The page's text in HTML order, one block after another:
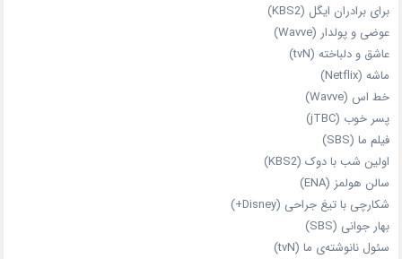
برای برادران ایگل (KBS2)
عوضی و پولدار (Wavve)
عاشق و دلباخته (tvN)
ماشه (Netflix)
خط اس (Wavve)
پسر خوب (jTBC)
فیلم ما (SBS)
اولین شب با دوک (KBS2)
سالن هولمز (ENA)
شکارچی با تیغ جراحی (Disney+)
بهار جوانی (SBS)
سئول نانوشته‌ی ما (tvN)